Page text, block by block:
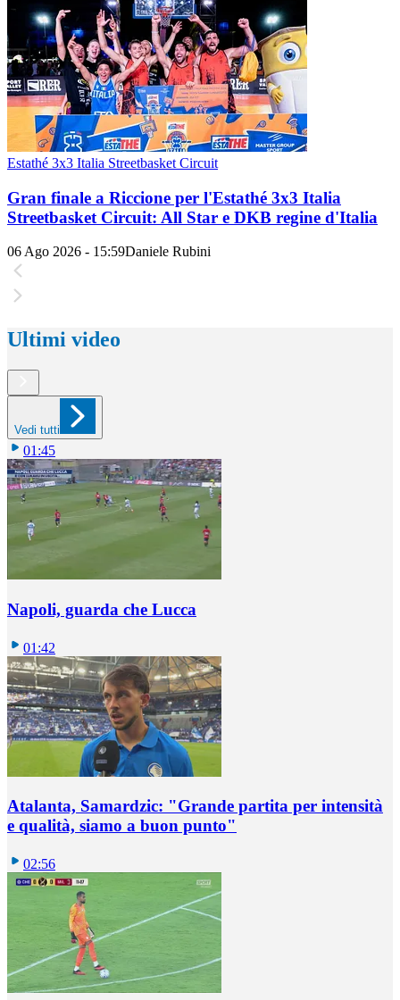
Estathé 3x3 Italia Streetbasket Circuit
Gran finale a Riccione per l'Estathé 3x3 Italia
Streetbasket Circuit: All Star e DKB regine d'Italia
06 Ago 2026 - 15:59Daniele Rubini
Ultimi video
Vedi tutti
01:45
Napoli, guarda che Lucca
01:42
Atalanta, Samardzic: "Grande partita per intensità
e qualità, siamo a buon punto"
02:56